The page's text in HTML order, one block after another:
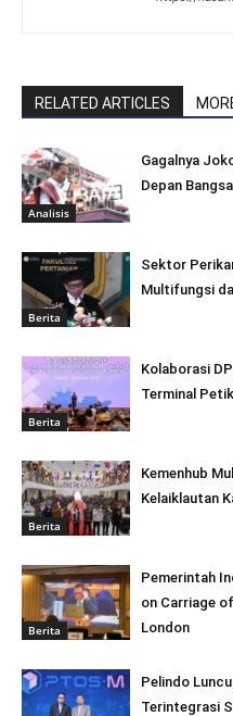
RELATED ARTICLES
Analisis
Gagalnya
Depan Bangsa
Berita
Sektor
Multifungsi
Berita
Kolaborasi
Terminal
Berita
Kemenhub
Kelaiklautan
Berita
Pemerintah
on Carriage
London
Pelindo
Terintegrasi